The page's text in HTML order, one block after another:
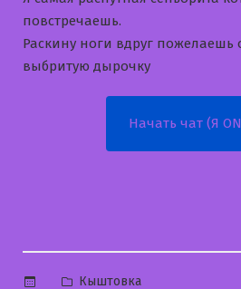
повстречаешь.
Раскину ноги вдруг пожелаешь
выбритую дырочку
Начать чат (Я
Опубликовано
Кыштовка